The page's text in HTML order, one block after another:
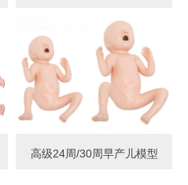
高级24周/30周早产儿模型